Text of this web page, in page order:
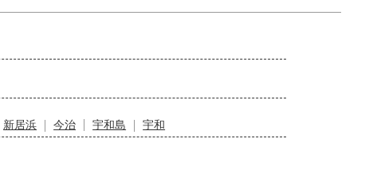
新居浜 今治 宇和島
宇和